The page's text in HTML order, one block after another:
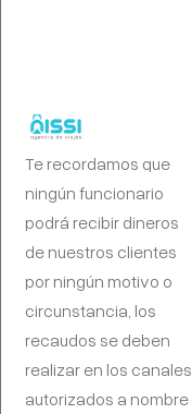
Te recordamos que
ningún funcionario
podrá recibir dineros
de nuestros clientes
por ningún motivo o
circunstancia, los
recaudos se deben
realizar en los canales
autorizados a nombre